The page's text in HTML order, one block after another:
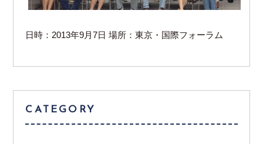
日時：2013年9月7日 場所：東京・国際フォーラム
CATEGORY